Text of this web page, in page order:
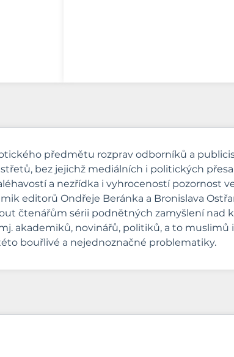
předmětu rozprav odborníků a
bez jejichž mediálních i politických
a nezřídka i vyhroceností pozornost
editorů Ondřeje Beránka a Bronislava
čtenářům sérii podnětných zamyšlení nad
akademiků, novinářů, politiků, a to
bouřlivé a nejednoznačné problematiky.